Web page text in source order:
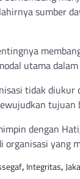
sumber
utama
tidak
tujuan
dengan
yang
, Integritas,